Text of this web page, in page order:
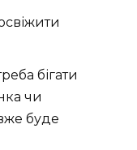
бігати
чи
буде